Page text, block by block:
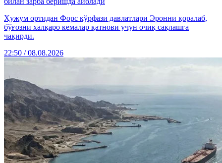
Ҳужум ортидан Форс кўрфази давлатлари Эронни қоралаб,
бўғозни халқаро кемалар қатнови учун очиқ сақлашга
чақирди.
22:50 / 08.08.2026